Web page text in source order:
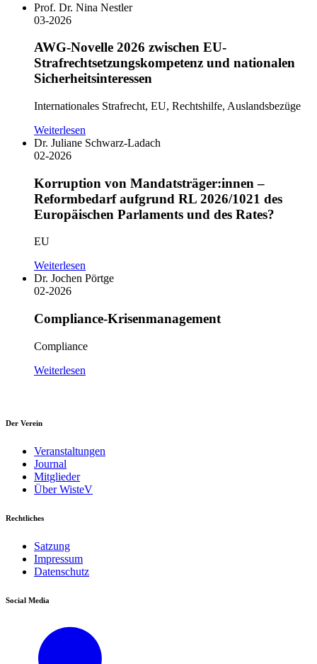
Prof. Dr. Nina Nestler
03-2026
AWG-Novelle 2026 zwischen EU-
Strafrechtsetzungskompetenz und nationalen
Sicherheitsinteressen
Internationales Strafrecht, EU, Rechtshilfe, Auslandsbezüge
Weiterlesen
Dr. Juliane Schwarz-Ladach
02-2026
Korruption von Mandatsträger:innen –
Reformbedarf aufgrund RL 2026/1021 des
Europäischen Parlaments und des Rates?
EU
Weiterlesen
Dr. Jochen Pörtge
02-2026
Compliance-Krisenmanagement
Compliance
Weiterlesen
Der Verein
Veranstaltungen
Journal
Mitglieder
Über WisteV
Rechtliches
Satzung
Impressum
Datenschutz
Social Media